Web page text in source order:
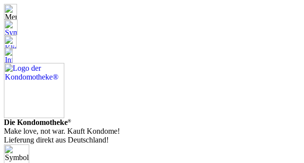
Die Kondomotheke®
Make love, not war. Kauft Kondome!
Lieferung direkt aus Deutschland!